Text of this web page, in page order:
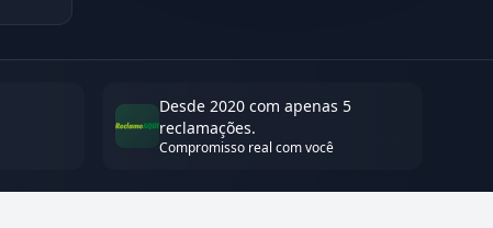
Desde 2020 com apenas 5
reclamações.
Compromisso real com você